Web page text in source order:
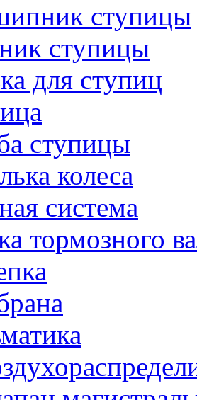
ступицы
ступицы
для ступиц
ступицы
колеса
система
тормозного